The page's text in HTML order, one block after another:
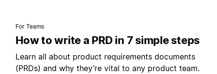
For Teams
How to write a PRD in 7 simple steps
Learn all about product requirements documents
(PRDs) and why they’re vital to any product team.